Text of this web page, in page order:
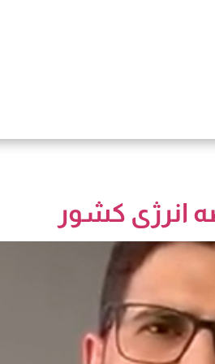
انرژی کشور